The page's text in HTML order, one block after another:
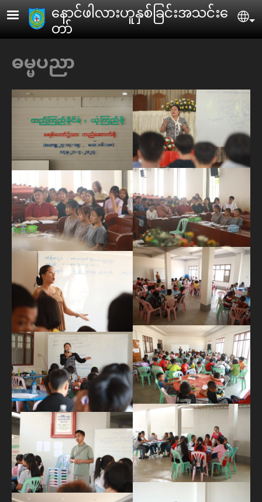
Skip to main content
ေနာင်ဖါလားဟူနှစ်ခြင်းအသင်းေ
တာ်
ဓမ္မပညာ